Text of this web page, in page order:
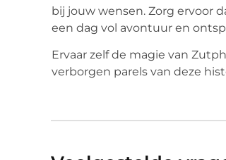
bij jouw wensen. Zorg ervoor
een dag vol avontuur en
Ervaar zelf de magie van
verborgen parels van deze